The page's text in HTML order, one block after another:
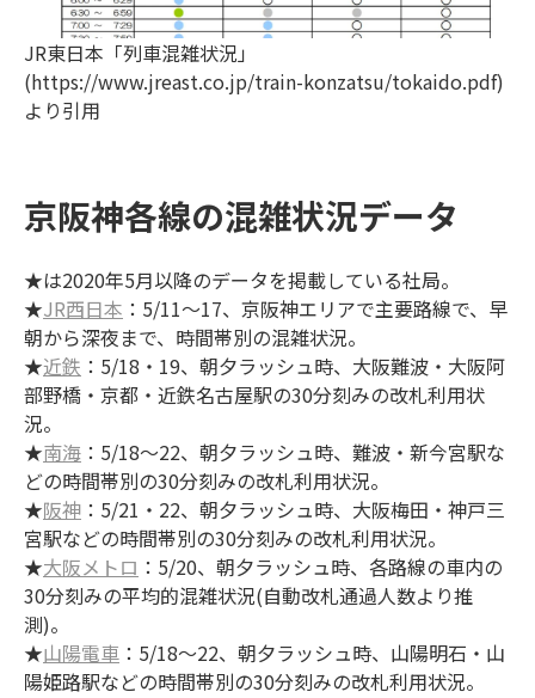
JR東日本「列車混雑状況」
(https://www.jreast.co.jp/train-konzatsu/tokaido.pdf)
より引用
京阪神各線の混雑状況データ
★は2020年5月以降のデータを掲載している社局。
★JR西日本 ：5/11～17、京阪神エリアで主要路線で、早
朝から深夜まで、時間帯別の混雑状況。
★近鉄 ：5/18・19、朝夕ラッシュ時、大阪難波・大阪阿
部野橋・京都・近鉄名古屋駅の30分刻みの改札利用状
況。
​​​​​​​★南海 ：5/18～22、朝夕ラッシュ時、難波・新今宮駅な
どの時間帯別の30分刻みの改札利用状況。
★阪神 ：5/21・22、朝夕ラッシュ時、大阪梅田・神戸三
宮駅などの時間帯別の30分刻みの改札利用状況。
★大阪メトロ ：5/20、朝夕ラッシュ時、各路線の車内の
30分刻みの平均的混雑状況(自動改札通過人数より推
測)。
★山陽電車 ：5/18～22、朝夕ラッシュ時、山陽明石・山
陽姫路駅などの時間帯別の30分刻みの改札利用状況。